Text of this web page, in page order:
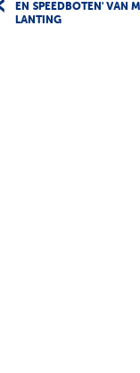
EN SPEEDBOTEN' VAN
LANTING